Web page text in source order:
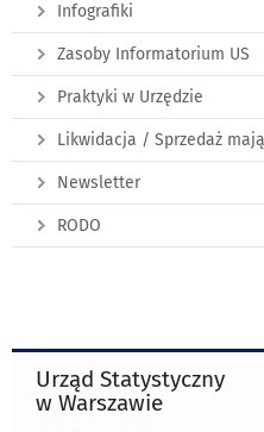
Infografiki
Zasoby Informatorium US
Praktyki w Urzędzie
Likwidacja / Sprzedaż
Newsletter
RODO
Urząd Statystyczny
w Warszawie